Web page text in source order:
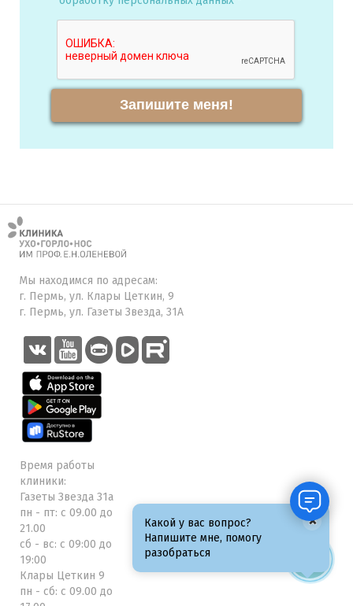
Запишите меня!
Мы находимся по адресам:
г. Пермь, ул. Клары Цеткин, 9
г. Пермь, ул. Газеты Звезда, 31А
Время работы
клиники:
Газеты Звезда 31а
пн - пт: с 09.00 до
21.00
сб - вс: с 09:00 до
19:00
Клары Цеткин 9
пн - сб: с 09.00 до
Какой у вас вопрос?
Напишите мне, помогу
разобраться
×